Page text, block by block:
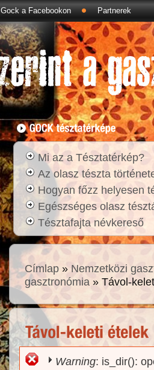
Gock a Facebookon Partnerek
Mi az a Tésztatérkép?
Az olasz tészta
Hogyan főzz helyesen
Egészséges olasz
Tésztafajta névkereső
Címlap » Nemzetközi
gasztronómia » Távol-
Hibaüzenet
Warning: is_dir():